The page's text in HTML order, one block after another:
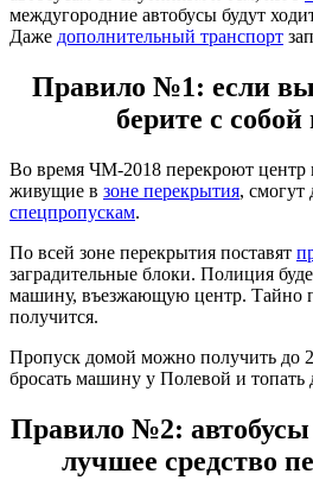
междугородние автобусы будут
Даже дополнительный транспорт
Правило №1: если вы
берите с
Во время ЧМ-2018 перекроют центр
живущие в зоне перекрытия, смогут
спецпропускам.
По всей зоне перекрытия поставят
заградительные блоки. Полиция
машину, въезжающую центр. Тайно
получится.
Пропуск домой можно получить до
бросать машину у Полевой и
Правило №2:
лучшее средство